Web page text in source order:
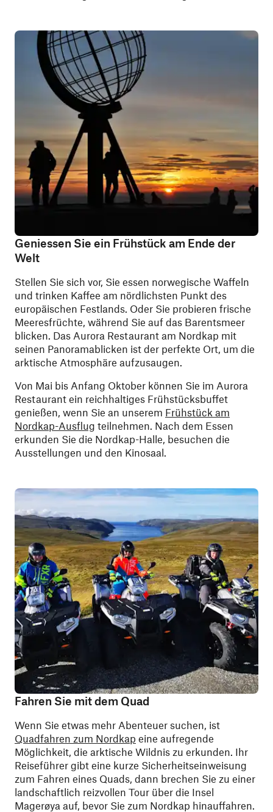
Geniessen Sie ein Frühstück am Ende der
Welt
Stellen Sie sich vor, Sie essen norwegische Waffeln
und trinken Kaffee am nördlichsten Punkt des
europäischen Festlands. Oder Sie probieren frische
Meeresfrüchte, während Sie auf das Barentsmeer
blicken. Das Aurora Restaurant am Nordkap mit
seinen Panoramablicken ist der perfekte Ort, um die
arktische Atmosphäre aufzusaugen.
Von Mai bis Anfang Oktober können Sie im Aurora
Restaurant ein reichhaltiges Frühstücksbuffet
genießen, wenn Sie an unserem Frühstück am
Nordkap-Ausflug teilnehmen. Nach dem Essen
erkunden Sie die Nordkap-Halle, besuchen die
Ausstellungen und den Kinosaal.
Fahren Sie mit dem Quad
Wenn Sie etwas mehr Abenteuer suchen, ist
Quadfahren zum Nordkap eine aufregende
Möglichkeit, die arktische Wildnis zu erkunden. Ihr
Reiseführer gibt eine kurze Sicherheitseinweisung
zum Fahren eines Quads, dann brechen Sie zu einer
landschaftlich reizvollen Tour über die Insel
Magerøya auf, bevor Sie zum Nordkap hinauffahren.